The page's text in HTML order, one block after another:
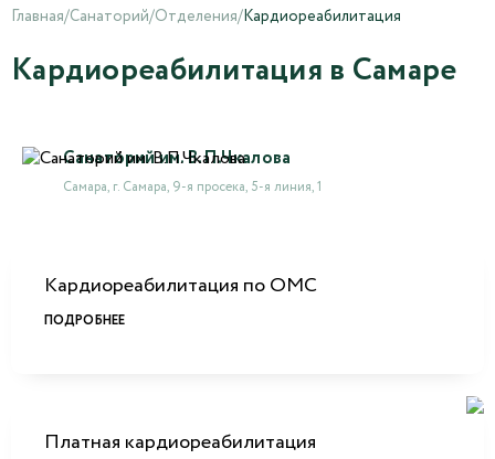
Главная/Санаторий/Отделения/Кардиореабилитация
Кардиореабилитация в Самаре
Санаторий им. В.П.Чкалова
Самара, г. Сaмaрa, 9-я просекa, 5-я линия, 1
Кардиореабилитация по ОМС
ПОДРОБНЕЕ
Платная кардиореабилитация